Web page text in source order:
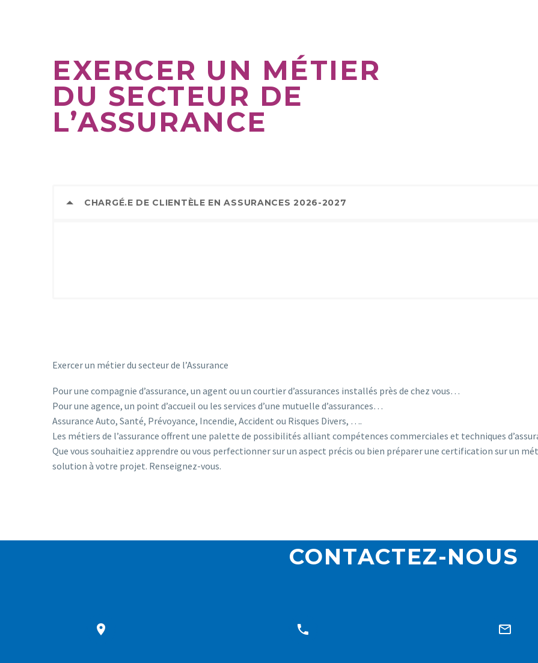
EXERCER UN MÉTIER
DU SECTEUR DE
L’ASSURANCE
CHARGÉ.E DE CLIENTÈLE EN ASSURANCES 2026-2027
Exercer un métier du secteur de l’Assurance
Pour une compagnie d’assurance, un agent ou un courtier d’assurances installés près de chez vous…
Pour une agence, un point d’accueil ou les services d’une mutuelle d’assurances…
Assurance Auto, Santé, Prévoyance, Incendie, Accident ou Risques Divers, ….
Les métiers de l’assurance offrent une palette de possibilités alliant compétences commerciales et techniques
Que vous souhaitiez apprendre ou vous perfectionner sur un aspect précis ou bien préparer une certification sur un
solution à votre projet. Renseignez-vous.
CONTACTEZ-NOUS

 
 
